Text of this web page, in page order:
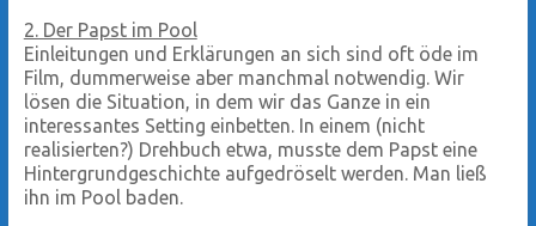
2. Der Papst im Pool
Einleitungen und Erklärungen an sich sind oft öde im
Film, dummerweise aber manchmal notwendig. Wir
lösen die Situation, in dem wir das Ganze in ein
interessantes Setting einbetten. In einem (nicht
realisierten?) Drehbuch etwa, musste dem Papst eine
Hintergrundgeschichte aufgedröselt werden. Man ließ
ihn im Pool baden.